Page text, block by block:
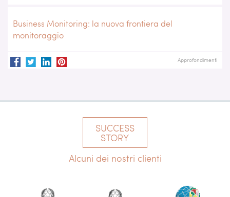
Business Monitoring: la nuova frontiera del
monitoraggio
Approfondimenti
SUCCESS
STORY
Alcuni dei nostri clienti